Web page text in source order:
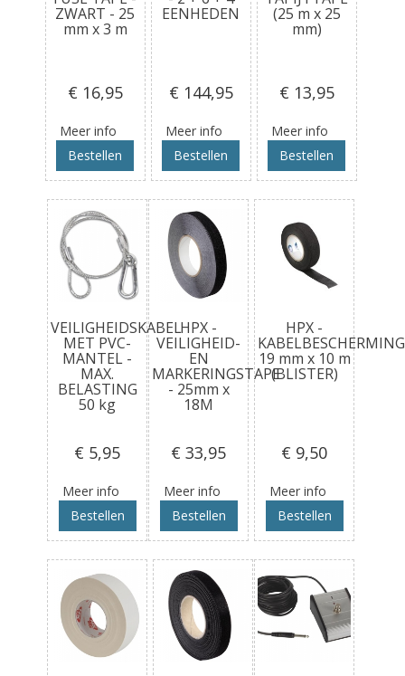
ZWART - 25
mm x 3 m
€ 16,95
Meer info
Bestellen
EENHEDEN
€ 144,95
Meer info
Bestellen
(25 m x 25
mm)
€ 13,95
Meer info
Bestellen
VEILIGHEIDSKABEL
MET PVC-
MANTEL -
MAX.
BELASTING
50 kg
€ 5,95
Meer info
Bestellen
HPX -
VEILIGHEID-
EN
MARKERINGSTAPE
- 25mm x
18M
€ 33,95
Meer info
Bestellen
HPX -
19 mm x 10 m
(BLISTER)
€ 9,50
Meer info
Bestellen